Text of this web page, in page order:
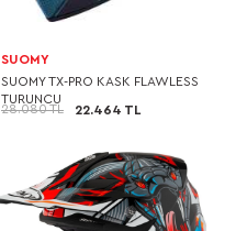
SUOMY
SUOMY TX-PRO KASK FLAWLESS
TURUNCU
28.080 TL 22.464 TL